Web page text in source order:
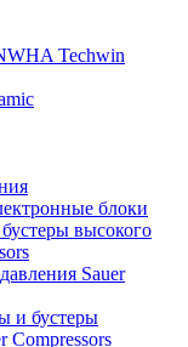
Techwin
блоки
высокого
Sauer
и бустеры
Compressors